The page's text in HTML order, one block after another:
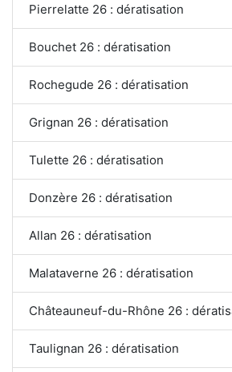
Pierrelatte 26 : dératisation
Bouchet 26 : dératisation
Rochegude 26 : dératisation
Grignan 26 : dératisation
Tulette 26 : dératisation
Donzère 26 : dératisation
Allan 26 : dératisation
Malataverne 26 : dératisation
Châteauneuf-du-Rhône 26 :
Taulignan 26 : dératisation